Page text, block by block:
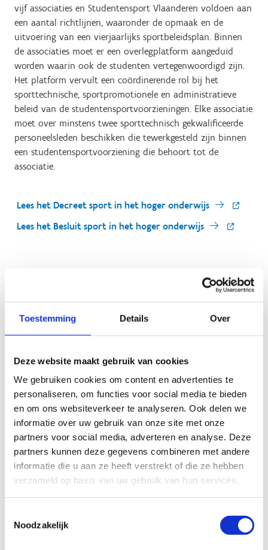
Toestemming Details Over
Deze website maakt gebruik van cookies
We gebruiken cookies om content en advertenties te
personaliseren, om functies voor social media te bieden
en om ons websiteverkeer te analyseren. Ook delen we
informatie over uw gebruik van onze site met onze
partners voor social media, adverteren en analyse. Deze
partners kunnen deze gegevens combineren met andere
informatie die u aan ze heeft verstrekt of die ze hebben
verzameld op basis van uw gebruik van hun services.
Noodzakelijk
vijf associaties en Studentensport Vlaanderen voldoen aan
een aantal richtlijnen, waaronder de opmaak en de
uitvoering van een vierjaarlijks sportbeleidsplan. Binnen
de associaties moet er een overlegplatform aangeduid
worden waarin ook de studenten vertegenwoordigd zijn.
Het platform vervult een coördinerende rol bij het
sporttechnische, sportpromotionele en administratieve
beleid van de studentensportvoorzieningen. Elke associatie
moet over minstens twee sporttechnisch gekwalificeerde
personeelsleden beschikken die tewerkgesteld zijn binnen
een studentensportvoorziening die behoort tot de
associatie.
Lees het Decreet sport in het hoger onderwijs
Lees het Besluit sport in het hoger onderwijs
Contacteer Studentensport
Vlaanderen of de verschillende
associaties
Geen fiches gevonden.